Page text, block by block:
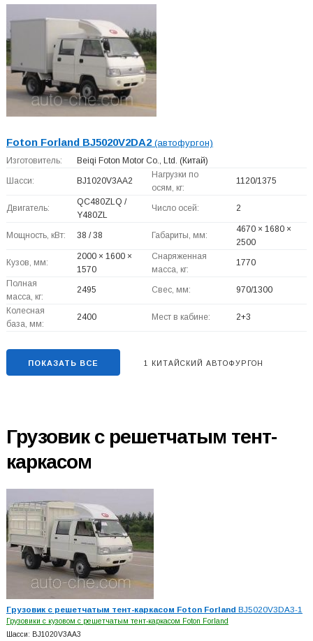
Foton Forland BJ5020V2DA2(автофургон)
Изготовитель: Beiqi Foton Motor Co., Ltd. (Китай)
Шасси: BJ1020V3AA2
Нагрузки по
осям, кг:
1120/1375
Двигатель:
QC480ZLQ /
Y480ZL
Число осей: 2
Мощность, кВт: 38 / 38 Габариты, мм:
4670 × 1680 ×
2500
Кузов, мм:
2000 × 1600 ×
1570
Снаряженная
масса, кг:
1770
Полная
масса, кг:
2495 Свес, мм: 970/1300
Колесная
база, мм:
2400 Мест в кабине: 2+3
ПОКАЗАТЬ ВСЕ 1 КИТАЙСКИЙ АВТОФУРГОН
Грузовик с решетчатым тент-
каркасом
Грузовик с решетчатым тент-каркасом Foton Forland BJ5020V3DA3-1
Грузовики с кузовом с решетчатым тент-каркасом Foton Forland
Шасси: BJ1020V3AA3